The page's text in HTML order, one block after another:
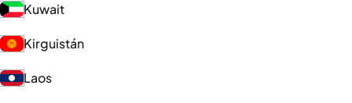
Kuwait
Kirguistán
Laos